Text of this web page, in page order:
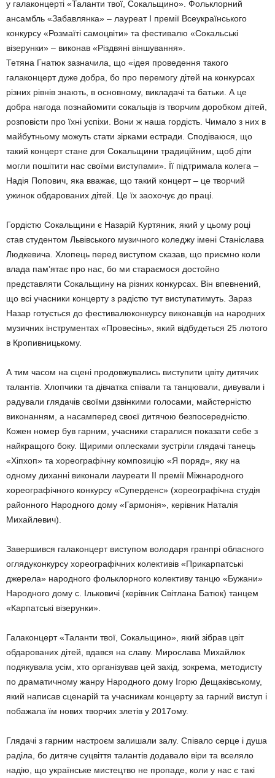
у галаконцерті «Таланти твої, Сокальщино». Фольклорний
ансамбль «Забавлянка» – лауреат І премії Всеукраїнського
конкурсу «Розмаїті самоцвіти» та фестивалю «Сокальські
візерунки» – виконав «Різдвяні віншування».
Тетяна Гнатюк зазначила, що «ідея проведення такого
галаконцерт дуже добра, бо про перемогу дітей на конкурсах
різних рівнів знають, в основному, викладачі та батьки. А це
добра нагода познайомити сокальців із творчим доробком дітей,
розповісти про їхні успіхи. Вони ж наша гордість. Чимало з них в
майбутньому можуть стати зірками естради. Сподіваюся, що
такий концерт стане для Сокальщини традиційним, щоб діти
могли пошітити нас своїми виступами». Її підтримала колега –
Надія Попович, яка вважає, що такий концерт – це творчий
ужинок обдарованих дітей. Це їх заохочує до праці.
Гордістю Сокальщини є Назарій Куртяник, який у цьому році
став студентом Львівського музичного коледжу імені Станіслава
Людкевича. Хлопець перед виступом сказав, що приємно коли
влада пам’ятає про нас, бо ми стараємося достойно
представляти Сокальщину на різних конкурсах. Він впевнений,
що всі учасники концерту з радістю тут виступатимуть. Зараз
Назар готується до фестивалюконкурсу виконавців на народних
музичних інструментах «Провесінь», який відбудеться 25 лютого
в Кропивницькому.
А тим часом на сцені продовжувались виступити цвіту дитячих
талантів. Хлопчики та дівчатка співали та танцювали, дивували і
радували глядачів своїми дзвінкими голосами, майстерністю
виконанням, а насамперед своєї дитячою безпосередністю.
Кожен номер був гарним, учасники старалися показати себе з
найкращого боку. Щирими оплесками зустріли глядачі танець
«Хіпхоп» та хореографічну композицію «Я поряд», яку на
одному диханні виконали лауреати ІІ премії Міжнародного
хореографічного конкурсу «Суперденс» (хореографічна студія
районного Народного дому «Гармонія», керівник Наталія
Михайлевич).
Завершився галаконцерт виступом володаря гранпрі обласного
оглядуконкурсу хореографічних колективів «Прикарпатські
джерела» народного фольклорного колективу танцю «Бужани»
Народного дому с. Ільковичі (керівник Світлана Батюк) танцем
«Карпатські візерунки».
Галаконцерт «Таланти твої, Сокальщино», який зібрав цвіт
обдарованих дітей, вдався на славу. Мирослава Михайлюк
подякувала усім, хто організував цей захід, зокрема, методисту
по драматичному жанру Народного дому Ігорю Дещаківському,
який написав сценарій та учасникам концерту за гарний виступ і
побажала їм нових творчих злетів у 2017ому.
Глядачі з гарним настроєм залишали залу. Співало серце і душа
раділа, бо дитяче суцвіття талантів додавало віри та вселяло
надію, що українське мистецтво не пропаде, коли у нас є такі